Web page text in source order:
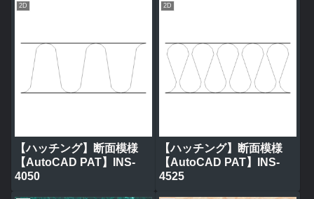
2D
【ハッチング】断面模様
【AutoCAD PAT】INS-
4050
2D
【ハッチング】断面模様
【AutoCAD PAT】INS-
4525